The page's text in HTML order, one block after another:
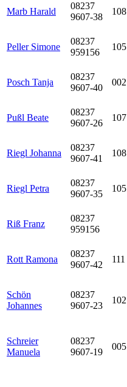
Marb Harald
08237
9607-38
108
Peller Simone
08237
959156
105
Posch Tanja
08237
9607-40
002
Pußl Beate
08237
9607-26
107
Riegl Johanna
08237
9607-41
108
Riegl Petra
08237
9607-35
105
Riß Franz
08237
959156
Rott Ramona
08237
9607-42
111
Schön
Johannes
08237
9607-23
102
Schreier
Manuela
08237
9607-19
005